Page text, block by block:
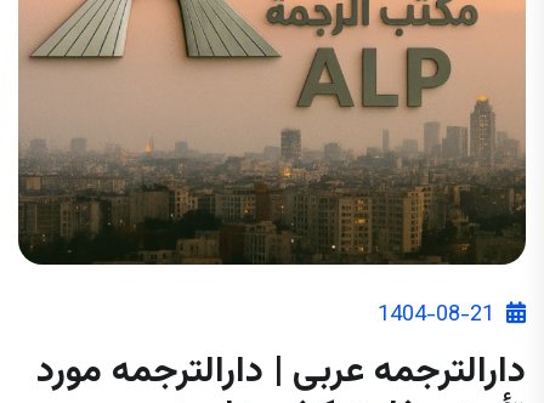
1404-08-21
دارالترجمه عربی | دارالترجمه مورد